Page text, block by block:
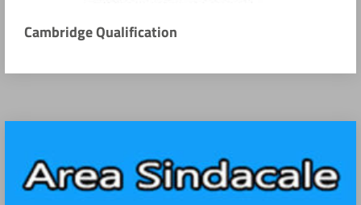
Cambridge Qualification